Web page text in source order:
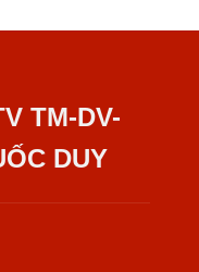
TM-DV-
DUY